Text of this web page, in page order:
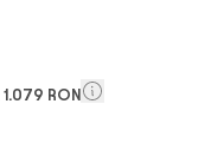
1.079 RON